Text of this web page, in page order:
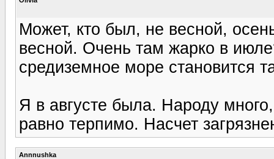
Может, кто был, не весной,
весной. Очень там жарко в
средиземное море становится
Я в августе была. Народу
равно терпимо. Насчет
Annnushka